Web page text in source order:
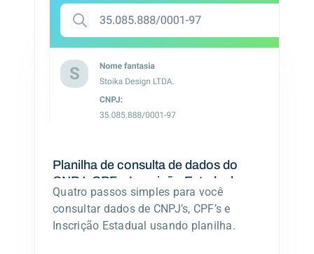
Planilha de consulta de dados do
CNPJ, CPF e Inscrição Estadual
Quatro passos simples para você
consultar dados de CNPJ’s, CPF’s e
Inscrição Estadual usando planilha.